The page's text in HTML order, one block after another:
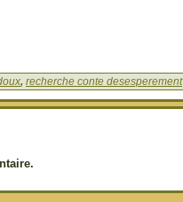
, recherche conte desesperement